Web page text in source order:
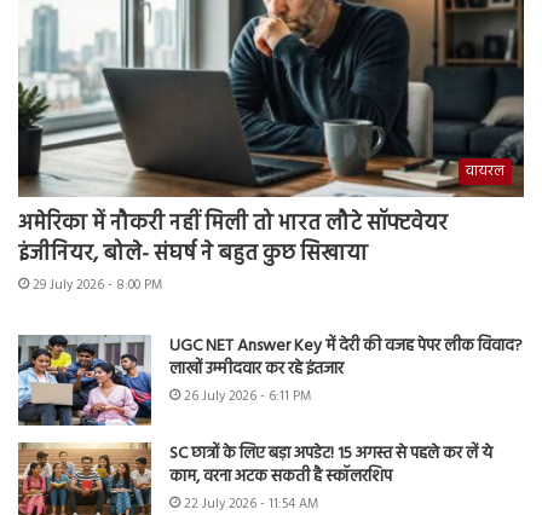
वायरल
अमेरिका में नौकरी नहीं मिली तो भारत लौटे सॉफ्टवेयर
इंजीनियर, बोले- संघर्ष ने बहुत कुछ सिखाया
29 July 2026 - 8:00 PM
UGC NET Answer Key में देरी की वजह पेपर लीक विवाद?
लाखों उम्मीदवार कर रहे इंतजार
26 July 2026 - 6:11 PM
SC छात्रों के लिए बड़ा अपडेट! 15 अगस्त से पहले कर लें ये
काम, वरना अटक सकती है स्कॉलरशिप
22 July 2026 - 11:54 AM